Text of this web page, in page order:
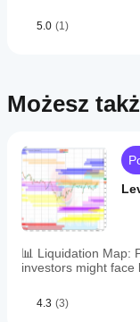
5.0 (1)
Możesz
📊 Liquidation Map:
investors might face
4.3 (3)